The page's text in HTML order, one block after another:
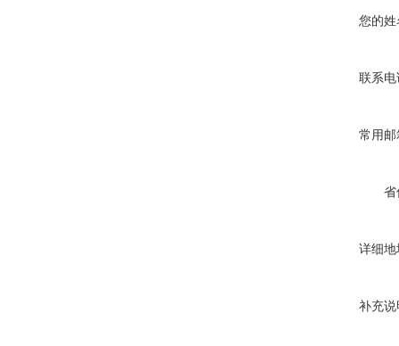
您的姓
联系电
常用邮
省
详细地
补充说